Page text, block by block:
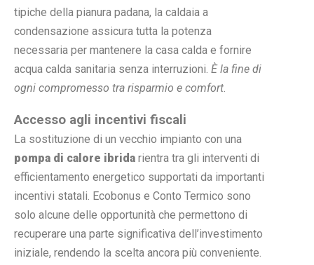
tipiche della pianura padana, la caldaia a
condensazione assicura tutta la potenza
necessaria per mantenere la casa calda e fornire
acqua calda sanitaria senza interruzioni. È la fine di
ogni compromesso tra risparmio e comfort.
Accesso agli incentivi fiscali
La sostituzione di un vecchio impianto con una
pompa di calore ibrida rientra tra gli interventi di
efficientamento energetico supportati da importanti
incentivi statali. Ecobonus e Conto Termico sono
solo alcune delle opportunità che permettono di
recuperare una parte significativa dell’investimento
iniziale, rendendo la scelta ancora più conveniente.